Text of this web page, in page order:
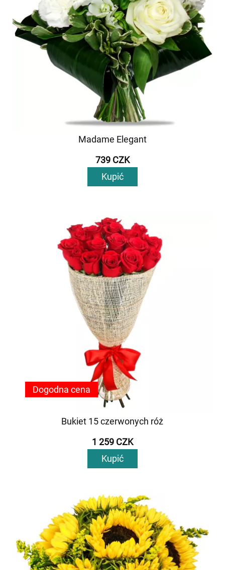
Madame Elegant
739 CZK
Kupić
Bukiet 15 czerwonych róż
1 259 CZK
Kupić
Dogodna cena